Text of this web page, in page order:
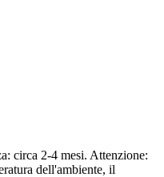
circa 2-4 mesi. Attenzione:
dell'ambiente, il